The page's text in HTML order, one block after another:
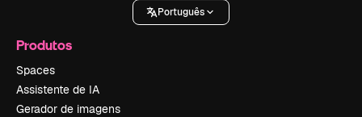
Português
Produtos
Spaces
Assistente de IA
Gerador de imagens